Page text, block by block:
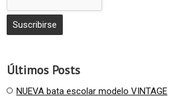
Últimos Posts
NUEVA bata escolar modelo VINTAGE